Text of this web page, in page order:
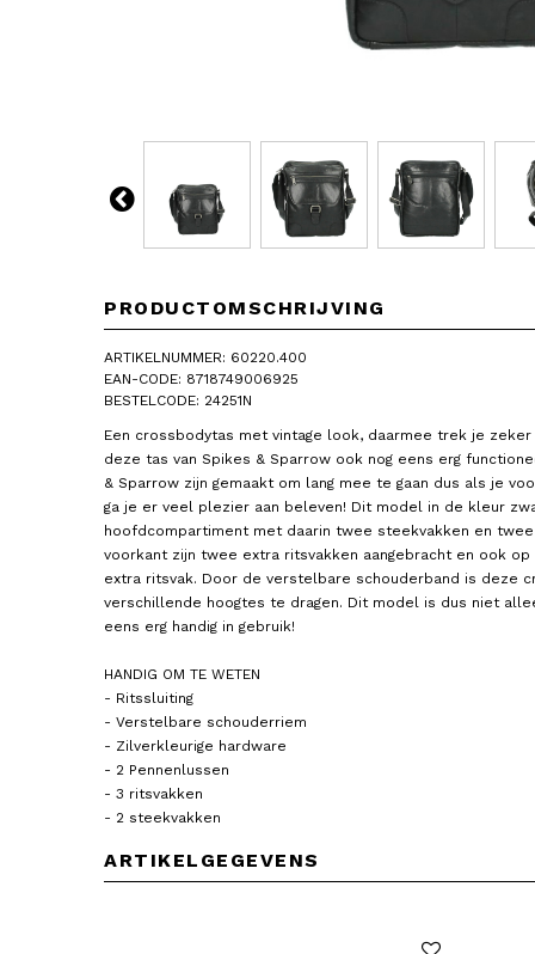
PRODUCTOMSCHRIJVING
ARTIKELNUMMER: 60220.400
EAN-CODE: 8718749006925
BESTELCODE: 24251N
Een crossbodytas met vintage look, daarmee trek je zeker
deze tas van Spikes & Sparrow ook nog eens erg
& Sparrow zijn gemaakt om lang mee te gaan dus als je
ga je er veel plezier aan beleven! Dit model in de kleur
hoofdcompartiment met daarin twee steekvakken en twee
voorkant zijn twee extra ritsvakken aangebracht en ook
extra ritsvak. Door de verstelbare schouderband is deze
verschillende hoogtes te dragen. Dit model is dus niet
eens erg handig in gebruik!
HANDIG OM TE WETEN
- Ritssluiting
- Verstelbare schouderriem
- Zilverkleurige hardware
- 2 Pennenlussen
- 3 ritsvakken
- 2 steekvakken
ARTIKELGEGEVENS
Dames Leer Arkansas